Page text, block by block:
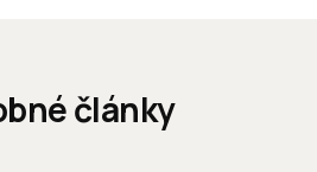
články